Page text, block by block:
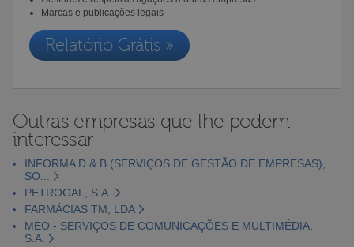
Marcas e publicações legais
Relatório Grátis »
Outras empresas que lhe podem
interessar
INFORMA D & B (SERVIÇOS DE GESTÃO DE EMPRESAS),
SO...
PETROGAL, S.A.
FARMÁCIAS TM, LDA
MEO - SERVIÇOS DE COMUNICAÇÕES E MULTIMÉDIA,
S.A.